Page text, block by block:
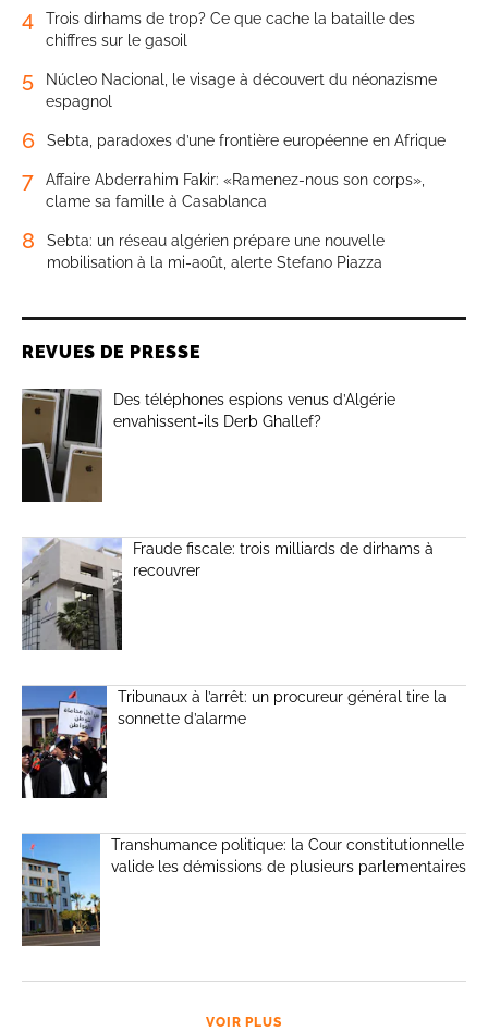
4
Trois dirhams de trop? Ce que cache la bataille des
chiffres sur le gasoil
5
Núcleo Nacional, le visage à découvert du néonazisme
espagnol
6 Sebta, paradoxes d’une frontière européenne en Afrique
7
Affaire Abderrahim Fakir: «Ramenez-nous son corps»,
clame sa famille à Casablanca
8
Sebta: un réseau algérien prépare une nouvelle
mobilisation à la mi-août, alerte Stefano Piazza
REVUES DE PRESSE
Des téléphones espions venus d’Algérie
envahissent-ils Derb Ghallef?
Fraude fiscale: trois milliards de dirhams à
recouvrer
Tribunaux à l’arrêt: un procureur général tire la
sonnette d’alarme
Transhumance politique: la Cour constitutionnelle
valide les démissions de plusieurs parlementaires
VOIR PLUS